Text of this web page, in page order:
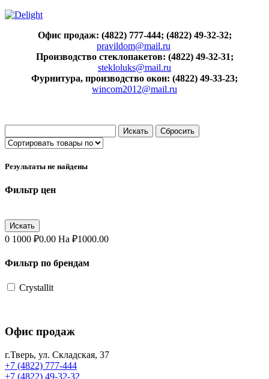
Офис продаж: (4822) 777-444; (4822) 49-32-32;
pravildom@mail.ru
Производство стеклопакетов: (4822) 49-32-31;
stekloluks@mail.ru
Фурнитура, производство окон: (4822) 49-33-23;
wincom2012@mail.ru
Результаты не найдены
Фильтр цен
0 1000 ₽0.00 На ₽1000.00
Фильтр по брендам
Crystallit
Офис продаж
г.Тверь, ул. Складская, 37
+7 (4822) 777-444
+7 (4822) 49-32-32